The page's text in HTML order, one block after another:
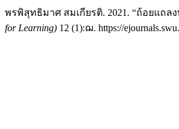
พรพิสุทธิมาศ สมเกียรติ. 2021. “ถ้อยแถล
for Learning) 12 (1):ฌ. https://